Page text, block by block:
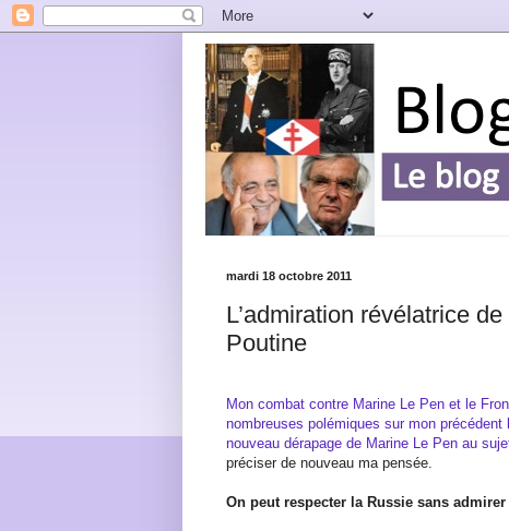
mardi 18 octobre 2011
L’admiration révélatrice
Poutine
Mon combat contre Marine Le Pen et le
nombreuses polémiques sur mon précédent
nouveau dérapage de Marine Le Pen au
préciser de nouveau ma pensée.
On peut respecter la Russie sans